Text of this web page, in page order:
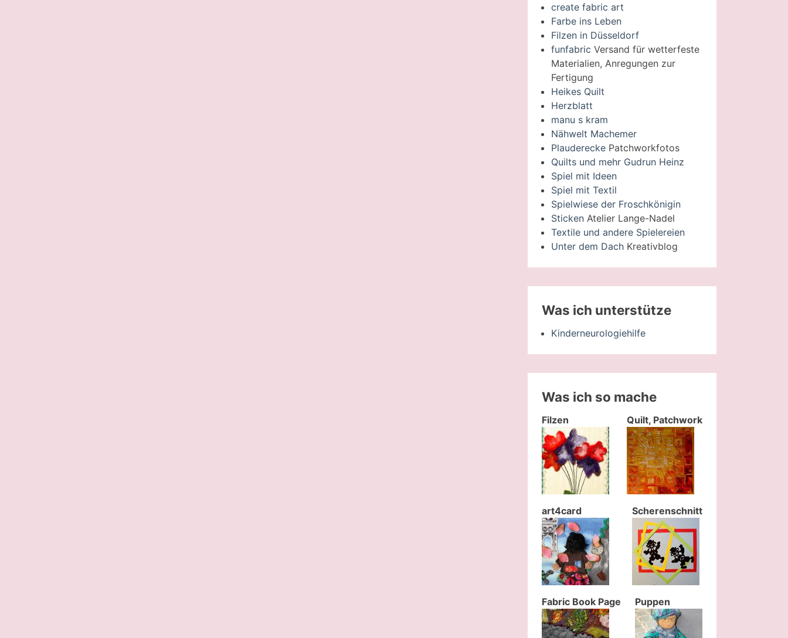
create fabric art
Farbe ins Leben
Filzen in Düsseldorf
funfabric Versand für wetterfeste
Materialien, Anregungen zur
Fertigung
Heikes Quilt
Herzblatt
manu s kram
Nähwelt Machemer
Plauderecke Patchworkfotos
Quilts und mehr Gudrun Heinz
Spiel mit Ideen
Spiel mit Textil
Spielwiese der Froschkönigin
Sticken Atelier Lange-Nadel
Textile und andere Spielereien
Unter dem Dach Kreativblog
Was ich unterstütze
Kinderneurologiehilfe
Was ich so mache
Filzen Quilt, Patchwork
art4card Scherenschnitt
Fabric Book Page Puppen